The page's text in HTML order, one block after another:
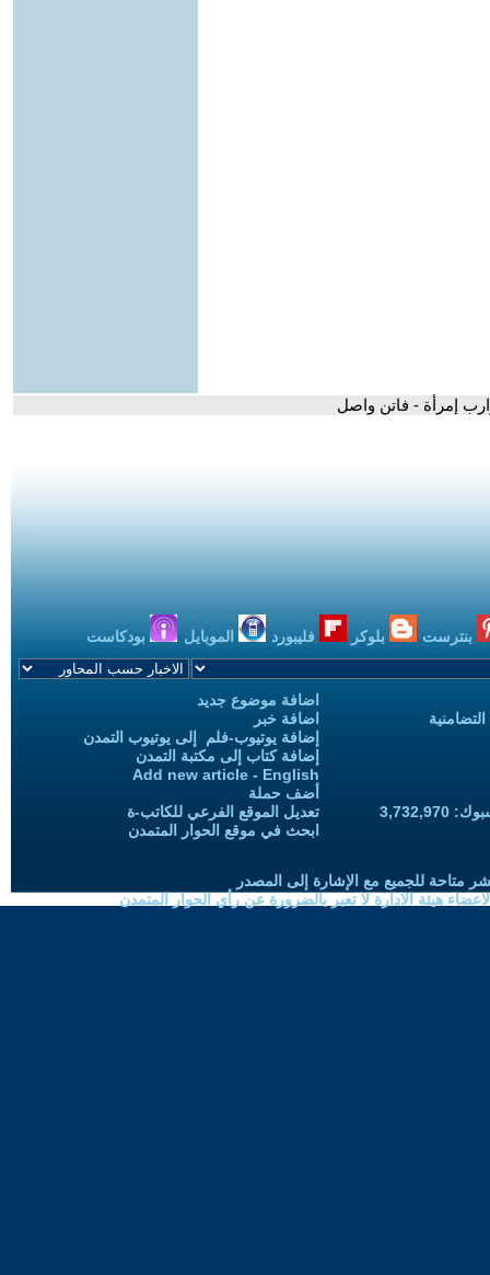
إمرأة - فاتن واصل
بنترست بلوكر فليبورد الموبايل بودكاست
اضافة موضوع جديد
اضافة خبر
إضافة يوتيوب-فلم إلى يوتيوب التمدن
إضافة كتاب إلى مكتبة التمدن
Add new article - English
أضف حملة
تعديل الموقع الفرعي للكاتب-ة
ابحث في موقع الحوار المتمدن
متاحة للجميع مع الإشارة إلى المصدر
هيئة الادارة لا تعبر بالضرورة عن رأي الحوار المتمدن